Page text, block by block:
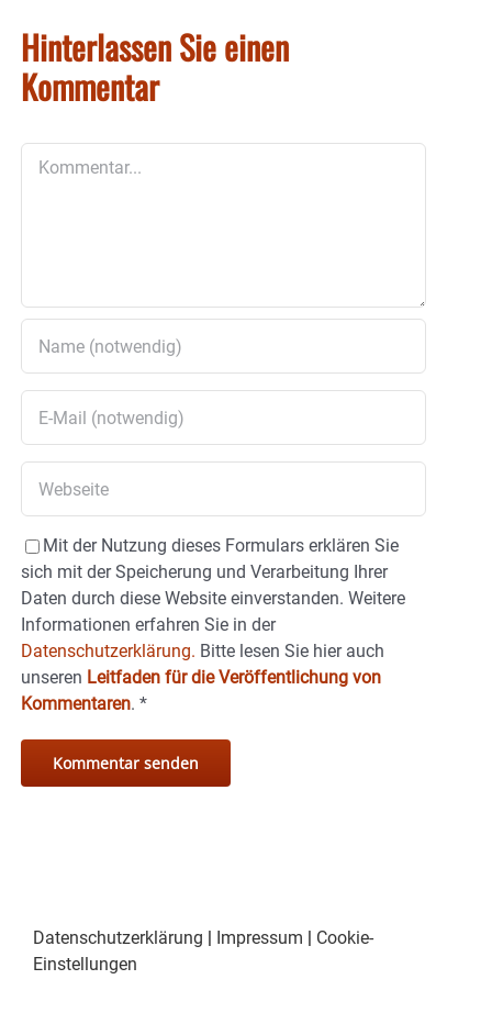
Hinterlassen Sie einen
Kommentar
Mit der Nutzung dieses Formulars erklären Sie
sich mit der Speicherung und Verarbeitung Ihrer
Daten durch diese Website einverstanden. Weitere
Informationen erfahren Sie in der
Datenschutzerklärung. Bitte lesen Sie hier auch
unseren Leitfaden für die Veröffentlichung von
Kommentaren. *
Datenschutzerklärung Impressum
Cookie-
Einstellungen